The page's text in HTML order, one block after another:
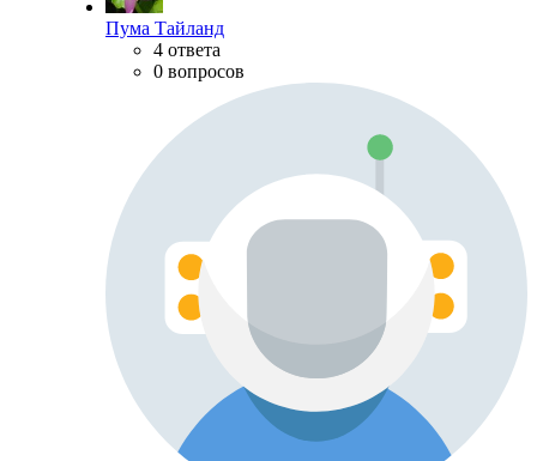
Пума Тайланд
4 ответа
0 вопросов